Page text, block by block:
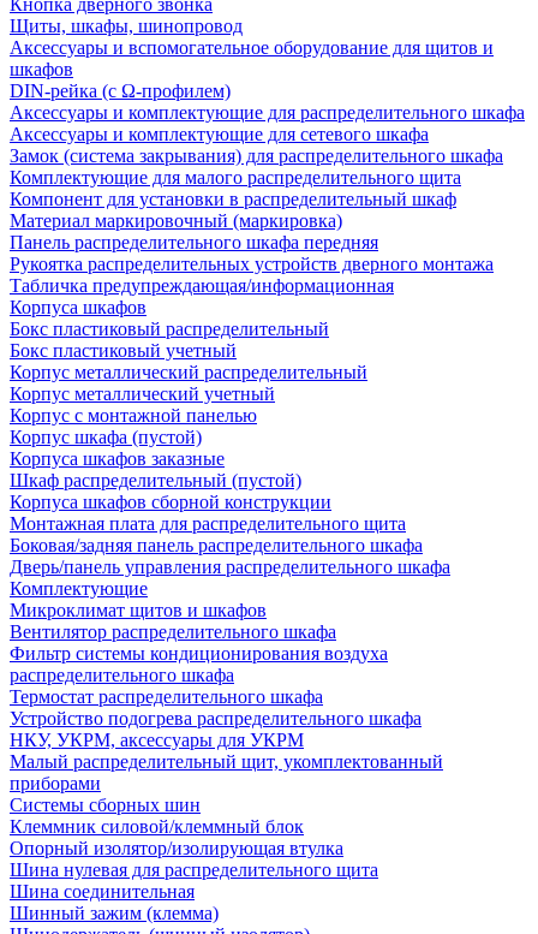
Кнопка дверного звонка
Щиты, шкафы, шинопровод
Аксессуары и вспомогательное оборудование для щитов и
шкафов
DIN-рейка (с Ω-профилем)
Аксессуары и комплектующие для распределительного шкафа
Аксессуары и комплектующие для сетевого шкафа
Замок (система закрывания) для распределительного шкафа
Комплектующие для малого распределительного щита
Компонент для установки в распределительный шкаф
Материал маркировочный (маркировка)
Панель распределительного шкафа передняя
Рукоятка распределительных устройств дверного монтажа
Табличка предупреждающая/информационная
Корпуса шкафов
Бокс пластиковый распределительный
Бокс пластиковый учетный
Корпус металлический распределительный
Корпус металлический учетный
Корпус с монтажной панелью
Корпус шкафа (пустой)
Корпуса шкафов заказные
Шкаф распределительный (пустой)
Корпуса шкафов сборной конструкции
Монтажная плата для распределительного щита
Боковая/задняя панель распределительного шкафа
Дверь/панель управления распределительного шкафа
Комплектующие
Микроклимат щитов и шкафов
Вентилятор распределительного шкафа
Фильтр системы кондиционирования воздуха
распределительного шкафа
Термостат распределительного шкафа
Устройство подогрева распределительного шкафа
НКУ, УКРМ, аксессуары для УКРМ
Малый распределительный щит, укомплектованный
приборами
Системы сборных шин
Клеммник силовой/клеммный блок
Опорный изолятор/изолирующая втулка
Шина нулевая для распределительного щита
Шина соединительная
Шинный зажим (клемма)